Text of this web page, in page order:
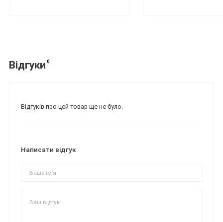
Відгуки 0
Відгуків про цей товар ще не було.
Написати відгук